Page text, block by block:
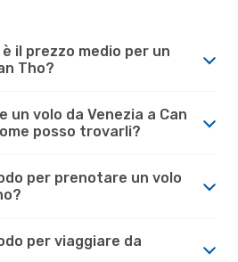
il prezzo medio per un
Tho?
un volo da Venezia a Can
posso trovarli?
per prenotare un volo
per viaggiare da